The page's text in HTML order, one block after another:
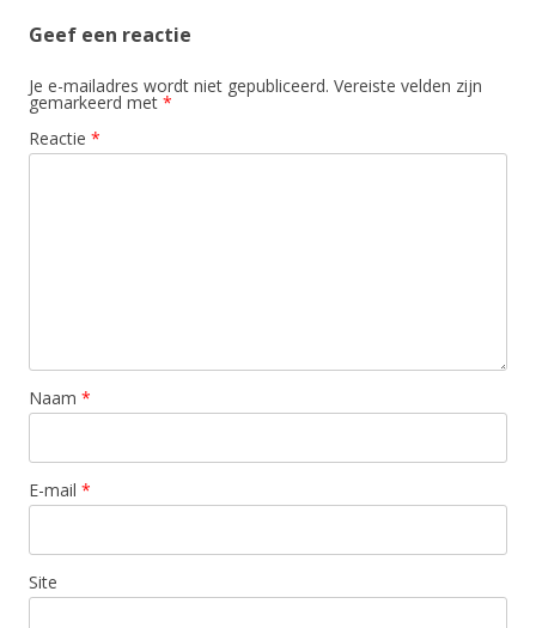
Geef een reactie
Je e-mailadres wordt niet gepubliceerd. Vereiste velden zijn
gemarkeerd met *
Reactie *
Naam *
E-mail *
Site